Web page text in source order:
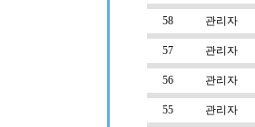
58 관리자
57 관리자
56 관리자
55 관리자